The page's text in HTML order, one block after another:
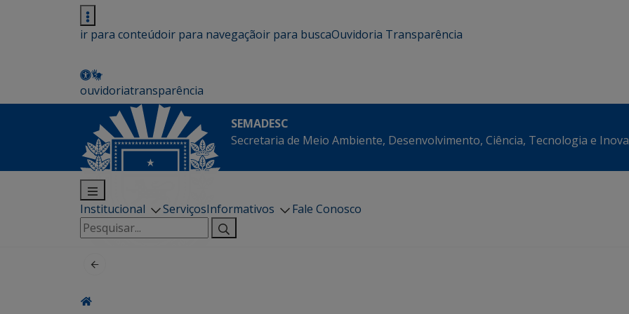
ir para conteúdoir para navegaçãoir para buscaOuvidoria Transparência
ouvidoriatransparência
SEMADESC
Secretaria de Meio Ambiente, Desenvolvimento, Ciência, Tecnologia e
Institucional ServiçosInformativos
Fale Conosco
Pesquisar
por: